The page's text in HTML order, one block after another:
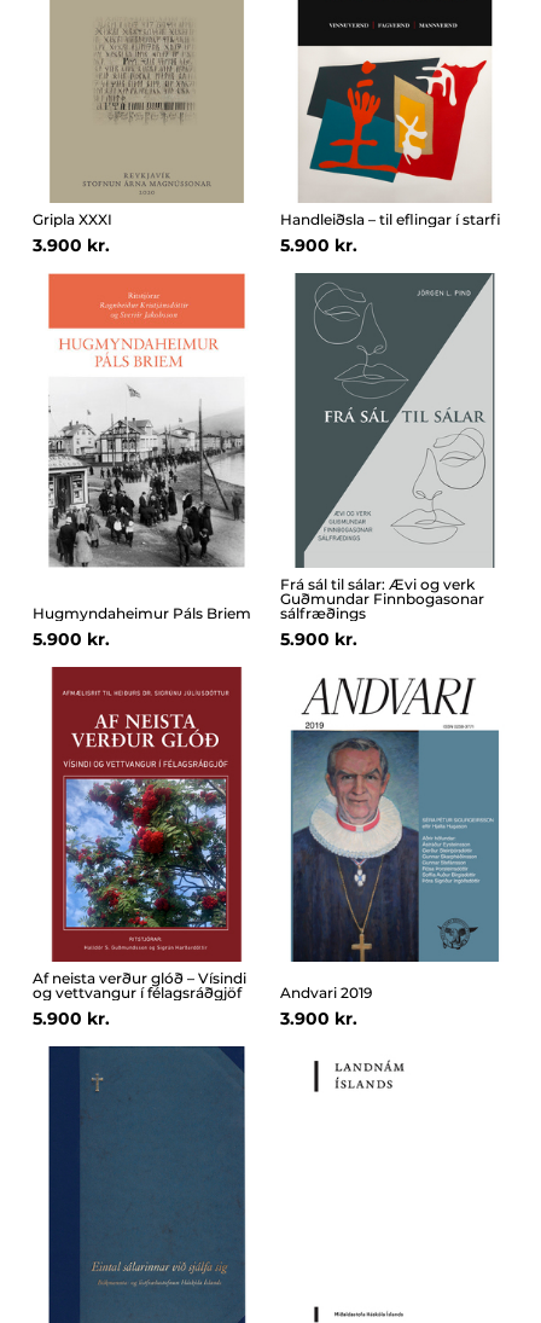
Gripla XXXI
3.900 kr.
Handleiðsla – til eflingar í starfi
5.900 kr.
Hugmyndaheimur Páls Briem
5.900 kr.
Frá sál til sálar: Ævi og verk
Guðmundar Finnbogasonar
sálfræðings
5.900 kr.
Af neista verður glóð – Vísindi
og vettvangur í félagsráðgjöf
5.900 kr.
Andvari 2019
3.900 kr.